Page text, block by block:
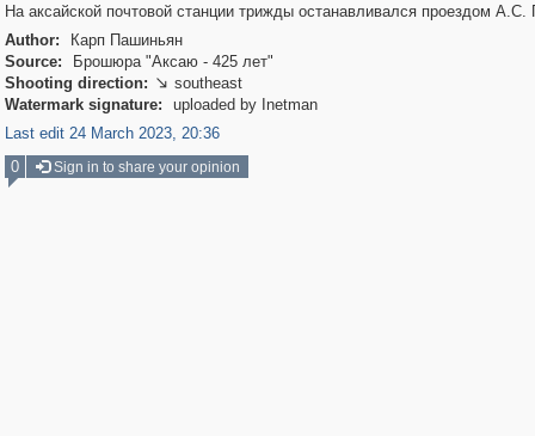
На аксайской почтовой станции трижды останавливался проездом А.С.
Author:
Карп Пашиньян
Source:
Брошюра "Аксаю - 425 лет"
Shooting direction:  southeast
Watermark signature:
uploaded by Inetman
Last edit 24 March 2023, 20:36
0
Sign in to share your opinion